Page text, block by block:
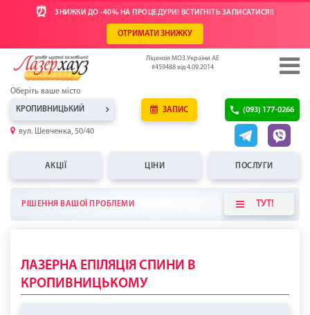
⏰ ЗНИЖКИ ДО -40% НА ПРОЦЕДУРИ! ВСТИГНІТЬ ЗАПИСАТИСЯ!!
ОТРИМАТИ ЗНИЖКУ
Ліцензія МОЗ України АЕ
#459488 від 4.09.2014
Оберіть ваше місто
КРОПИВНИЦЬКИЙ
вул. Шевченка, 50/40
ЗАПИС (093) 177-0266
АКЦІЇ ЦІНИ ПОСЛУГИ
РІШЕННЯ ВАШОЇ ПРОБЛЕМИ ТУТ!
ЛАЗЕРНА ЕПІЛЯЦІЯ СПИНИ В
КРОПИВНИЦЬКОМУ